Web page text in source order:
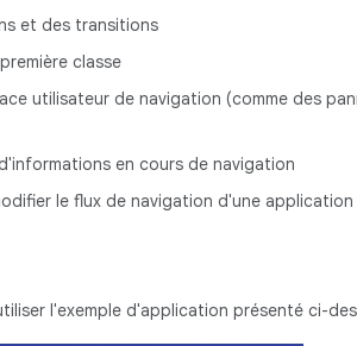
et des transitions
classe
utilisateur de navigation (comme des
en cours de navigation
le flux de navigation d'une application
l'exemple d'application présenté ci-